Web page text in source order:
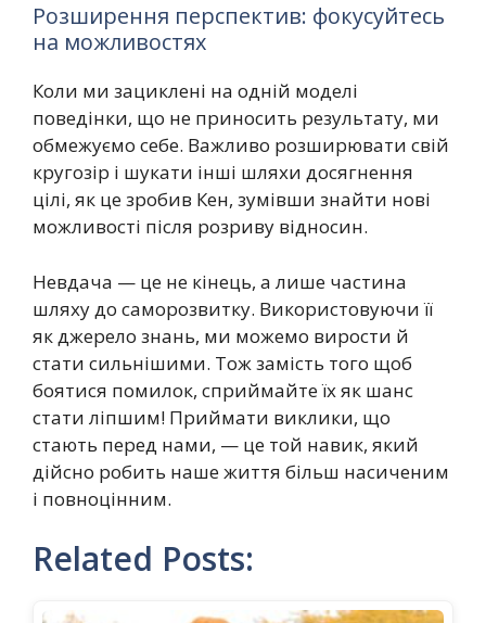
Розширення перспектив: фокусуйтесь
на можливостях
Коли ми зациклені на одній моделі
поведінки, що не приносить результату, ми
обмежуємо себе. Важливо розширювати свій
кругозір і шукати інші шляхи досягнення
цілі, як це зробив Кен, зумівши знайти нові
можливості після розриву відносин.
Невдача — це не кінець, а лише частина
шляху до саморозвитку. Використовуючи її
як джерело знань, ми можемо вирости й
стати сильнішими. Тож замість того щоб
боятися помилок, сприймайте їх як шанс
стати ліпшим! Приймати виклики, що
стають перед нами, — це той навик, який
дійсно робить наше життя більш насиченим
і повноцінним.
Related Posts: